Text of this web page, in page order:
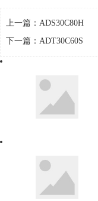
上一篇： ADS30C80H
下一篇： ADT30C60S